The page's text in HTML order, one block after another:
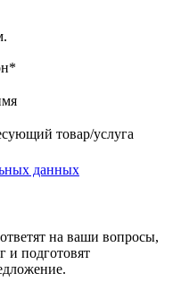
*
товар/услуга
данных
на ваши вопросы,
и подготовят